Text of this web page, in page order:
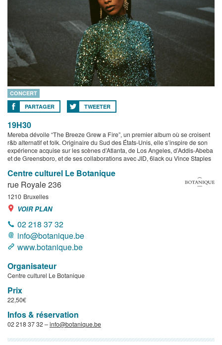
CONCERT
PARTAGER
TWEETER
19H30
Mereba dévoile “The Breeze Grew a Fire”, un premier album où se croisent
r&b alternatif et folk. Originaire du Sud des États-Unis, elle s’inspire de son
expérience acquise sur les scènes d’Atlanta, de Los Angeles, d’Addis-Abeba
et de Greensboro, et de ses collaborations avec JID, 6lack ou Vince Staples
Centre culturel Le Botanique
rue Royale 236
1210 Bruxelles
VOIR PLAN
02 218 37 32
info@botanique.be
www.botanique.be
Organisateur
Centre culturel Le Botanique
Prix
22,50€
Infos & réservation
02 218 37 32 –info@botanique.be